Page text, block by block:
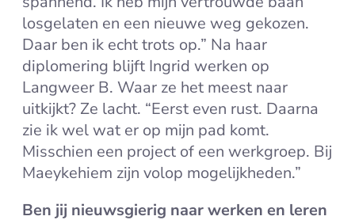
losgelaten en een nieuwe weg gekozen.
Daar ben ik echt trots op.” Na haar
diplomering blijft Ingrid werken op
Langweer B. Waar ze het meest naar
uitkijkt? Ze lacht. “Eerst even rust. Daarna
zie ik wel wat er op mijn pad komt.
Misschien een project of een werkgroep. Bij
Maeykehiem zijn volop mogelijkheden.”
Ben jij nieuwsgierig naar werken en leren